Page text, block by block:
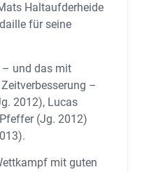
Haltaufderheide
für seine
– und das mit
–
2012), Lucas
(Jg. 2012)
mit guten